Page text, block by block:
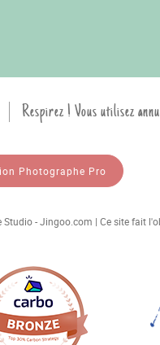
Respirez ! Vous utilisez
Photographe Pro
- Jingoo.com | Ce site fait